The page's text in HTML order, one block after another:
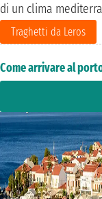
di un clima
Traghetti da Leros
Come arrivare al